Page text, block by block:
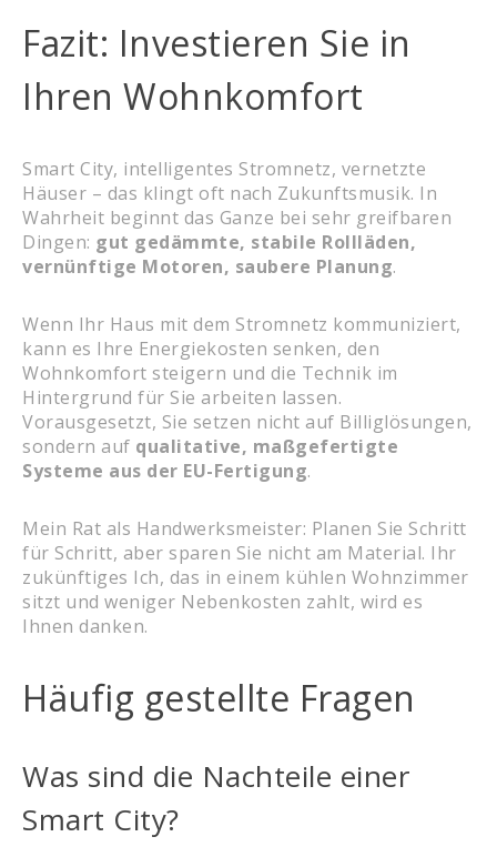
Fazit: Investieren Sie in
Ihren Wohnkomfort
Smart City, intelligentes Stromnetz, vernetzte
Häuser – das klingt oft nach Zukunftsmusik. In
Wahrheit beginnt das Ganze bei sehr greifbaren
Dingen: gut gedämmte, stabile Rollläden,
vernünftige Motoren, saubere Planung.
Wenn Ihr Haus mit dem Stromnetz kommuniziert,
kann es Ihre Energiekosten senken, den
Wohnkomfort steigern und die Technik im
Hintergrund für Sie arbeiten lassen.
Vorausgesetzt, Sie setzen nicht auf Billiglösungen,
sondern auf qualitative, maßgefertigte
Systeme aus der EU-Fertigung.
Mein Rat als Handwerksmeister: Planen Sie Schritt
für Schritt, aber sparen Sie nicht am Material. Ihr
zukünftiges Ich, das in einem kühlen Wohnzimmer
sitzt und weniger Nebenkosten zahlt, wird es
Ihnen danken.
Häufig gestellte Fragen
Was sind die Nachteile einer
Smart City?